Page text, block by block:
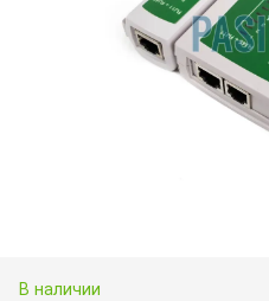
В наличии